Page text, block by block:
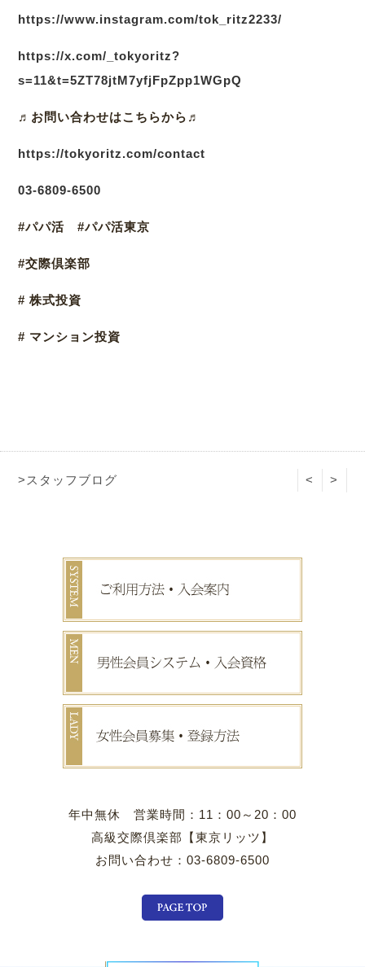
https://www.instagram.com/tok_ritz2233/
https://x.com/_tokyoritz?
s=11&t=5ZT78jtM7yfjFpZpp1WGpQ
♬ お問い合わせはこちらから♬
https://tokyoritz.com/contact
03-6809-6500
#パパ活 #パパ活東京
#交際倶楽部
# 株式投資
# マンション投資
>スタッフブログ < >
年中無休 営業時間：11：00～20：00
高級交際倶楽部【東京リッツ】
お問い合わせ：03-6809-6500